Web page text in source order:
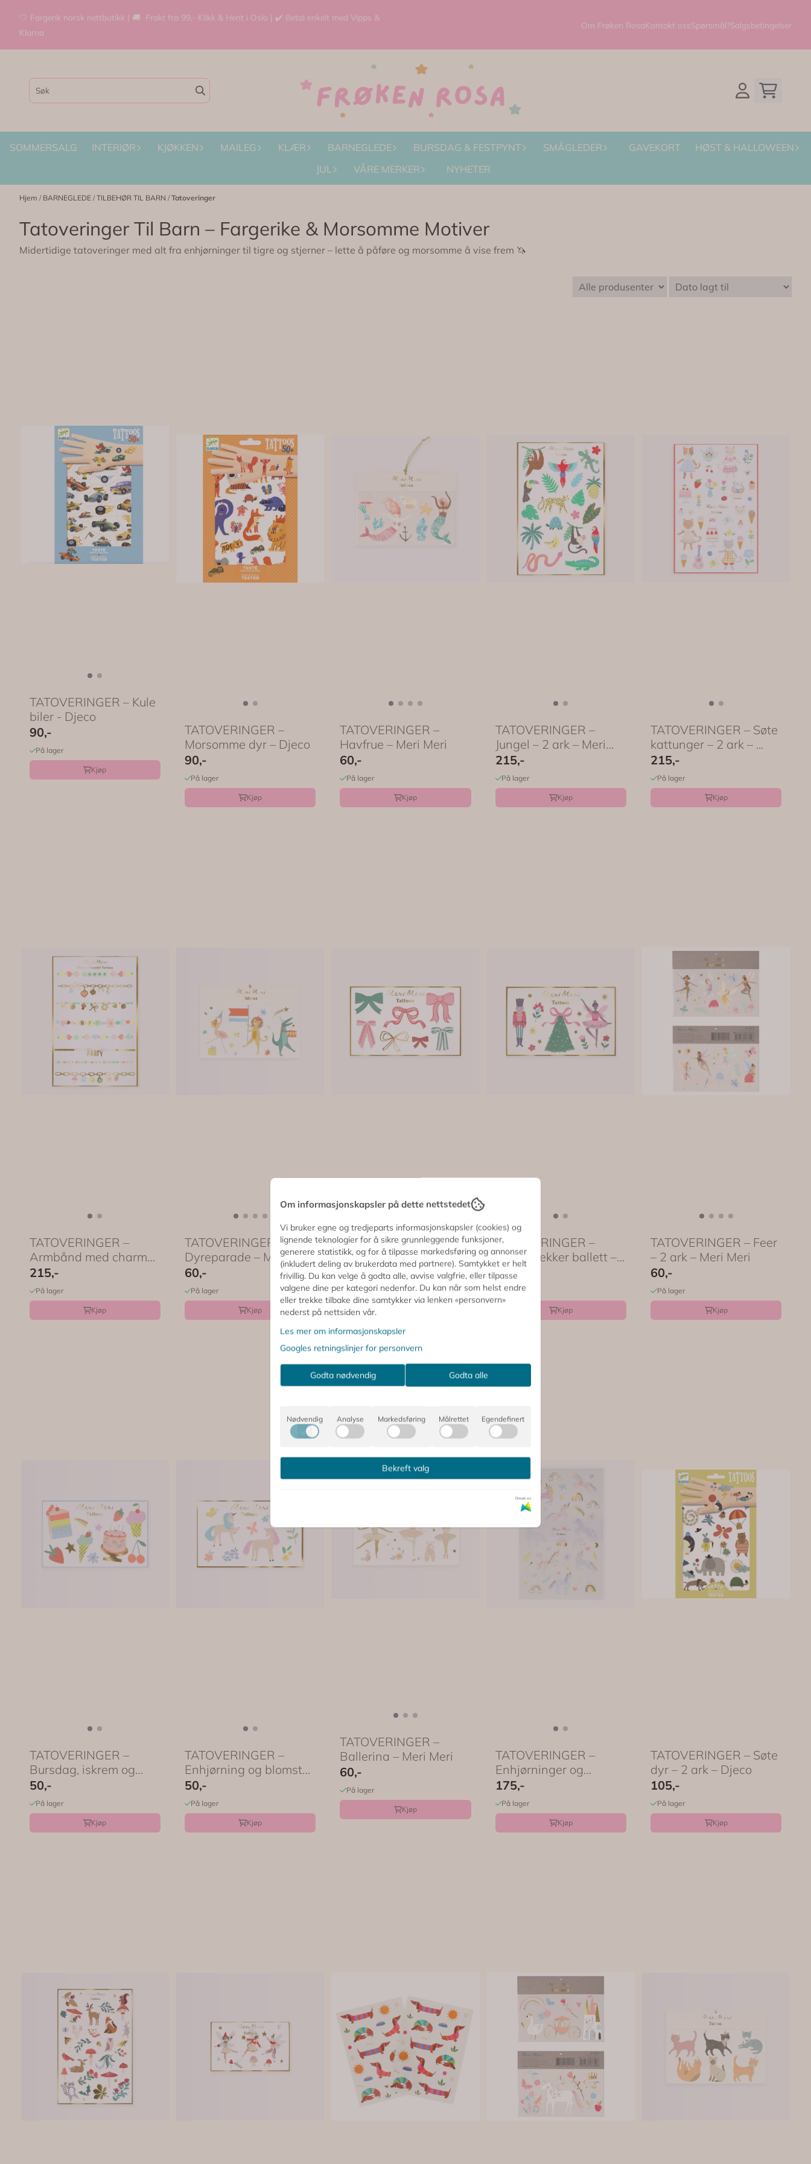
Hopp til innhold
🤍 Fargerik norsk nettbutikk | 🚚 Frakt fra 99,- Klikk & Hent i Oslo | ✔️ Betal enkelt med Vipps &
Klarna
Om Frøken RosaKontakt ossSpørsmål?Salgsbetingelser
SOMMERSALG INTERIØR KJØKKEN MAILEG KLÆR BARNEGLEDE BURSDAG & FESTPYNT SMÅGLEDER GAVEKORT
HØST & HALLOWEEN
JUL
VÅRE MERKER NYHETER
Hjem / BARNEGLEDE /TILBEHØR TIL BARN /Tatoveringer
Tatoveringer Til Barn – Fargerike & Morsomme Motiver
Midertidige tatoveringer med alt fra enhjørninger til tigre og stjerner – lette å påføre og morsomme å vise frem 🦄
TATOVERINGER – Kule
biler - Djeco
90,-
På lager
Kjøp
TATOVERINGER –
Morsomme dyr – Djeco
90,-
På lager
Kjøp
TATOVERINGER –
Havfrue – Meri Meri
60,-
På lager
Kjøp
TATOVERINGER –
Jungel – 2 ark – Meri
Meri
215,-
På lager
Kjøp
TATOVERINGER – Søte
kattunger – 2 ark – ...
215,-
På lager
Kjøp
TATOVERINGER –
Armbånd med charms
– 2 ark ...
215,-
På lager
Kjøp
TATOVERINGER –
Dyreparade – Meri Meri
60,-
På lager
Kjøp
TATOVERINGER –
sløyfer – 2 ark – Meri ...
50,-
På lager
TATOVERINGER –
Nøtteknekker ballett –
2 ark ...
50,-
På lager
Kjøp
TATOVERINGER – Feer
– 2 ark – Meri Meri
60,-
På lager
Kjøp
TATOVERINGER –
Bursdag, iskrem og
kake – 24-pk ...
50,-
På lager
Kjøp
TATOVERINGER –
Enhjørning og blomster
– 20-pk ...
50,-
På lager
Kjøp
TATOVERINGER –
Ballerina – Meri Meri
60,-
På lager
Kjøp
TATOVERINGER –
Enhjørninger og
regnbuer – 2 ark ...
175,-
På lager
Kjøp
TATOVERINGER – Søte
dyr – 2 ark – Djeco
105,-
På lager
Kjøp
Om informasjonskapsler på dette nettstedet
Vi bruker egne og tredjeparts informasjonskapsler (cookies) og
lignende teknologier for å sikre grunnleggende funksjoner,
generere statistikk, og for å tilpasse markedsføring og annonser
(inkludert deling av brukerdata med partnere). Samtykket er helt
frivillig. Du kan velge å godta alle, avvise valgfrie, eller tilpasse
valgene dine per kategori nedenfor. Du kan når som helst endre
eller trekke tilbake dine samtykker via lenken «personvern»
nederst på nettsiden vår.
Les mer om informasjonskapsler
Googles retningslinjer for personvern
Godta nødvendig Godta alle
Nødvendig Analyse Markedsføring Målrettet Egendefinert
Bekreft valg
Drevet av